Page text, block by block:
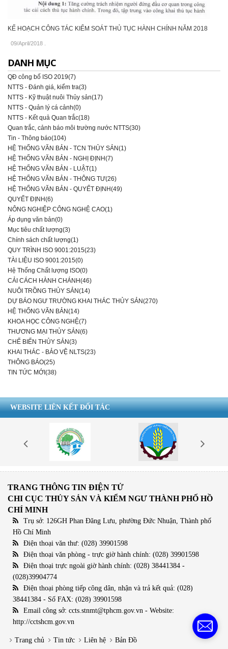
KẾ HOẠCH CÔNG TÁC KIỂM SOÁT THỦ TỤC HÀNH CHÍNH NĂM 2018
09/April/2018 .
DANH MỤC
QĐ công bố ISO 2019(7)
NTTS - Đánh giá, kiểm tra(3)
NTTS - Kỹ thuật nuôi Thủy sản(17)
NTTS - Quản lý cá cảnh(0)
NTTS - Kết quả Quan trắc(18)
Quan trắc, cảnh báo môi trường nước NTTS(30)
Tin - Thông báo(104)
HỆ THỐNG VĂN BẢN - TCN THỦY SẢN(1)
HỆ THỐNG VĂN BẢN - NGHỊ ĐỊNH(7)
HỆ THỐNG VĂN BẢN - LUẬT(1)
HỆ THỐNG VĂN BẢN - THÔNG TƯ(26)
HỆ THỐNG VĂN BẢN - QUYẾT ĐỊNH(49)
QUYẾT ĐỊNH(6)
NÔNG NGHIỆP CÔNG NGHỆ CAO(1)
Áp dụng văn bản(0)
Mục tiêu chất lượng(3)
Chính sách chất lượng(1)
QUY TRÌNH ISO 9001:2015(23)
TÀI LIỆU ISO 9001:2015(0)
Hệ Thống Chất lượng ISO(0)
CẢI CÁCH HÀNH CHÁNH(46)
NUÔI TRỒNG THỦY SẢN(14)
DỰ BÁO NGƯ TRƯỜNG KHAI THÁC THỦY SẢN(270)
HỆ THỐNG VĂN BẢN(14)
KHOA HỌC CÔNG NGHỆ(7)
THƯƠNG MẠI THỦY SẢN(6)
CHẾ BIẾN THỦY SẢN(3)
KHAI THÁC - BẢO VỆ NLTS(23)
THÔNG BÁO(25)
TIN TỨC MỚI(38)
WEBSITE LIÊN KẾT ĐỐI TÁC
TRANG THÔNG TIN ĐIỆN TỬ
CHI CỤC THỦY SẢN VÀ KIỂM NGƯ THÀNH PHỐ HỒ
CHÍ MINH
Trụ sở: 126GH Phan Đăng Lưu, phường Đức Nhuận, Thành phố
Hồ Chí Minh
Điện thoại văn thư: (028) 39901598
Điện thoại văn phòng - trực giờ hành chính: (028) 39901598
Điện thoại trực ngoài giờ hành chính: (028) 38441384 -
(028)39904774
Điện thoại phòng tiếp công dân, nhận và trả kết quả: (028)
38441384 - Số FAX: (028) 39901598
Email công sở: ccts.stnmt@tphcm.gov.vn - Website:
http://cctshcm.gov.vn
Trang chủ Tin tức Liên hệ Bản Đồ